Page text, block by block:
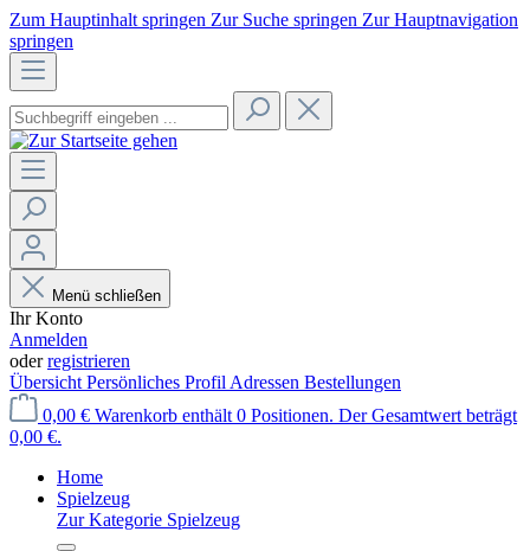
Zum Hauptinhalt springen Zur Suche springen Zur Hauptnavigation
springen
Menü schließen
Ihr Konto
Anmelden
oderregistrieren
Übersicht Persönliches Profil Adressen Bestellungen
0,00 € Warenkorb enthält 0 Positionen. Der Gesamtwert beträgt
0,00 €.
Home
Spielzeug
Zur Kategorie Spielzeug